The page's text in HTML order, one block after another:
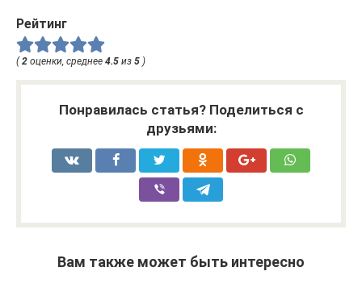
Рейтинг
( 2 оценки, среднее 4.5 из 5 )
Понравилась статья? Поделиться с
друзьями:
Вам также может быть интересно